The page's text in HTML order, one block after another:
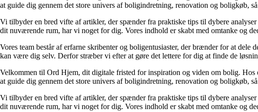
at guide dig gennem det store univers af boligindretning, renovation og boligkøb,
Vi tilbyder en bred vifte af artikler, der spænder fra praktiske tips til dybere
dit nuværende rum, har vi noget for dig. Vores indhold er skabt med omtanke og
Vores team består af erfarne skribenter og boligentusiaster, der brænder for at
kan være dig selv. Derfor stræber vi efter at gøre det lettere for dig at finde de
Velkommen til Ord Hjem, dit digitale fristed for inspiration og viden om bolig. Hos
at guide dig gennem det store univers af boligindretning, renovation og boligkøb,
Vi tilbyder en bred vifte af artikler, der spænder fra praktiske tips til dybere
dit nuværende rum, har vi noget for dig. Vores indhold er skabt med omtanke og